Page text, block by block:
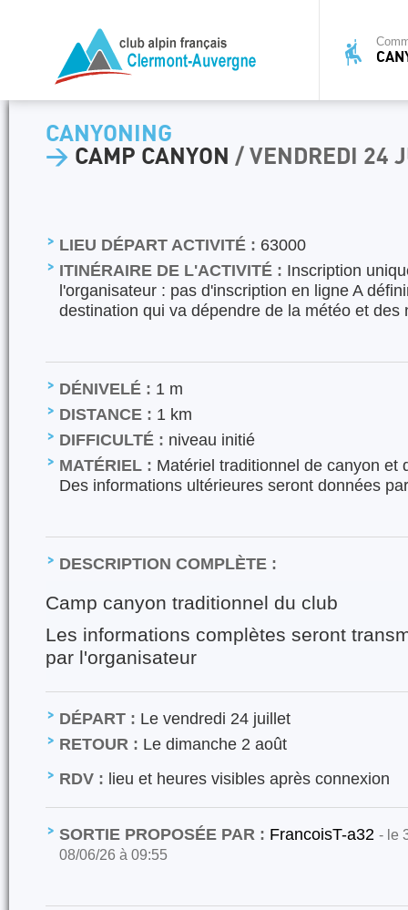
CANYONING
> CAMP CANYON / VENDREDI 24
LIEU DÉPART ACTIVITÉ : 63000
ITINÉRAIRE DE L'ACTIVITÉ : Inscription
l'organisateur : pas d'inscription en ligne A
destination qui va dépendre de la météo et des
DÉNIVELÉ : 1 m
DISTANCE : 1 km
DIFFICULTÉ : niveau initié
MATÉRIEL : Matériel traditionnel de canyon et
Des informations ultérieures seront données
DESCRIPTION COMPLÈTE :
Camp canyon traditionnel du club
Les informations complètes seront
par l'organisateur
DÉPART : Le vendredi 24 juillet
RETOUR : Le dimanche 2 août
RDV : lieu et heures visibles après connexion
SORTIE PROPOSÉE PAR : FrancoisT-a32 - le
08/06/26 à 09:55